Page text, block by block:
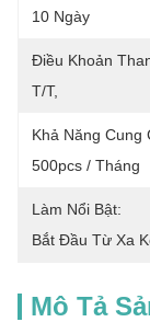
10 Ngày
Điều Khoản
T/T,
Khả Năng Cung
500pcs / Tháng
Làm Nổi Bật:
Bắt Đầu Từ Xa
Mô Tả